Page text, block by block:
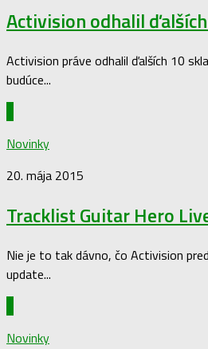
Activision odhalil
Activision práve odhalil ďalších 10
budúce...
Novinky
20. mája 2015
Tracklist Guitar Hero
Nie je to tak dávno, čo Activision
update...
Novinky